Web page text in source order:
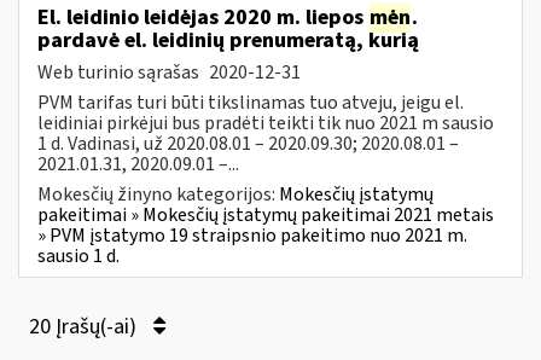
El. leidinio leidėjas 2020 m. liepos mėn.
pardavė el. leidinių prenumeratą, kurią
Web turinio sąrašas 2020-12-31
PVM tarifas turi būti tikslinamas tuo atveju, jeigu el.
leidiniai pirkėjui bus pradėti teikti tik nuo 2021 m sausio
1 d. Vadinasi, už 2020.08.01 – 2020.09.30; 2020.08.01 –
2021.01.31, 2020.09.01 –...
Mokesčių žinyno kategorijos: Mokesčių įstatymų
pakeitimai » Mokesčių įstatymų pakeitimai 2021 metais
» PVM įstatymo 19 straipsnio pakeitimo nuo 2021 m.
sausio 1 d.
20 Įrašų(-ai)